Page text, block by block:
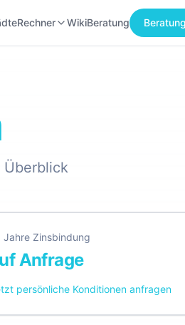
Rechner WikiBeratung
Überblick
Jahre Zinsbindung
Anfrage
persönliche Konditionen anfragen